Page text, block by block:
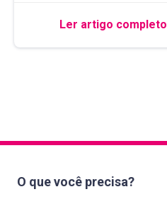
Ler artigo completo
O que você precisa?